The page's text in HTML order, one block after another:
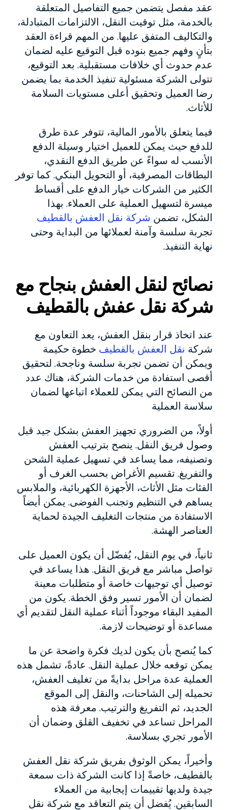
عقد مفصل يتضمن جميع التفاصيل المتعلقة
بالخدمة، مثل توقيت النقل، الالتزامات المتبادلة،
والتكاليف المتفق عليها. من المهم قراءة العقد
بتأنٍ وفهم جميع بنوده قبل التوقيع عليه لضمان
عدم حدوث أي خلافات مستقبلية. بعد التوقيع،
تتولى الشركة مسئولية تنفيذ الخدمة بما يضمن
رضا العميل وتحقيق أعلى مستويات السلامة
للأثاث.
فيما يتعلق بالأمور المالية، تتوفر عدة طرق
للدفع حيث يمكن للعميل اختيار وسيلة الدفع
الأنسب له سواءً عن طريق الدفع النقدي،
البطاقات المصرفية، أو التحويل البنكي. كما توفر
الكثير من الشركات خيار الدفع على أقساط
ميسرة لتسهيل العملية على العملاء. بهذا
الشكل، تضمن شركة نقل العفش بالقطيف
تجربة سلسة وآمنة لعملائها من البداية وحتى
نهاية التنفيذ.
نصائح لنقل العفش بنجاح مع
شركة نقل عفش بالقطيف
عند اتخاذ قرار بنقل العفش، يعد التعاون مع
شركة نقل العفش بالقطيف خطوة حكيمة
ويمكن أن تضمن تجربة سلسة وناجحة. لتحقيق
أقصى استفادة من خدمات الشركة، هناك عدد
من النصائح التي يمكن للعملاء اتباعها لضمان
سلاسة العملية
أولاً، من الضروري تجهيز العفش بشكل جيد قبل
وصول فريق النقل. ينصح بترتيب العفش
وتصنيفه، مما يساعد في تسهيل عملية الشحن
والتفريغ. تقسيم الأغراض بحسب الغرف أو
الفئات مثل الأثاث، الأجهزة الكهربائية، والملابس
يساهم في التنظيم وتجنب الفوضى. يمكن أيضاً
الاستفادة من منتجات التغليف الجيدة لحماية
العناصر الهشة.
ثانياً، في يوم النقل، يُفضّل أن يكون العميل على
تواصل مباشر مع فريق النقل. هذا يساعد في
توصيل أي توجيهات خاصة أو متطلبات معينة
لضمان أن الأمور تسير وفق الخطة. يكون من
المفيد البقاء موجوداً أثناء عملية النقل لتقديم أي
مساعدة أو توضيحات لازمة.
كما يُنصح بأن يكون لديك فكرة واضحة عن ما
يمكن توقعه خلال عملية النقل. عادةً، تشمل هذه
العملية عدة مراحل بدايةً من تغليف العفش،
تحميله إلى الشاحنات، والنقل إلى الموقع
الجديد، ثم التفريغ والترتيب. معرفة هذه
المراحل تساعد في تخفيف القلق وضمان أن
الأمور تجري بسلاسة.
وأخيراً، يمكن الوثوق بفريق شركة نقل العفش
بالقطيف، خاصةً إذا كانت الشركة ذات سمعة
جيدة ولديها تقييمات إيجابية من العملاء
السابقين. يُفضل أن يتم التعاقد مع شركة نقل